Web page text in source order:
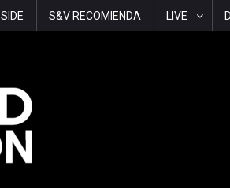
S&V RECOMIENDA LIVE